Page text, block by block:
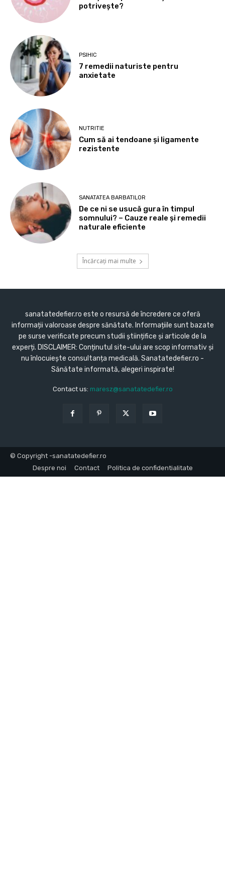
potrivește?
PSIHIC
7 remedii naturiste pentru
anxietate
NUTRITIE
Cum să ai tendoane şi ligamente
rezistente
SANATATEA BARBATILOR
De ce ni se usucă gura în timpul
somnului? – Cauze reale și remedii
naturale eficiente
Încărcați mai multe
sanatatedefier.ro este o resursă de încredere ce oferă
informații valoroase despre sănătate. Informațiile sunt bazate
pe surse verificate precum studii științifice și articole de la
experți. DISCLAIMER: Conținutul site-ului are scop informativ și
nu înlocuiește consultanța medicală. Sanatatedefier.ro -
Sănătate informată, alegeri inspirate!
Contact us: maresz@sanatatedefier.ro
© Copyright -sanatatedefier.ro
Despre noi
Contact Politica de confidentialitate